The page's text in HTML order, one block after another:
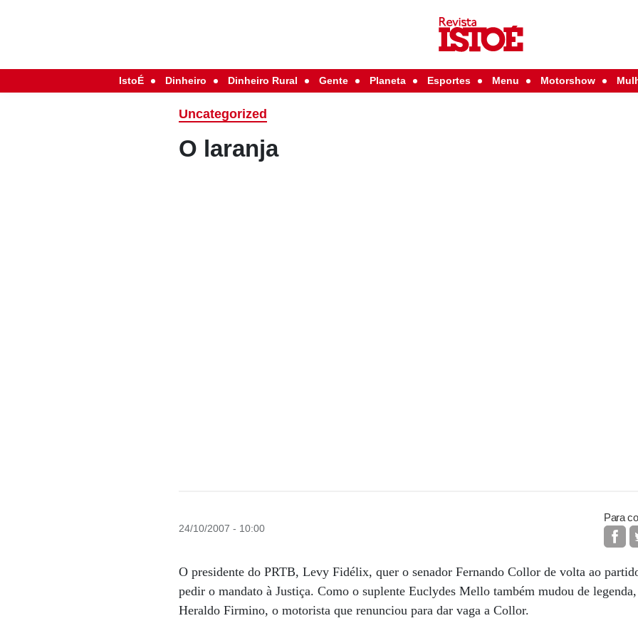
IstoÉ Dinheiro Dinheiro Rural Gente Planeta Esportes Menu Motorshow
Uncategorized
O laranja
24/10/2007 - 10:00
Para
O presidente do PRTB, Levy Fidélix, quer o senador Fernando Collor de volta ao
pedir o mandato à Justiça. Como o suplente Euclydes Mello também mudou de legenda,
Heraldo Firmino, o motorista que renunciou para dar vaga a Collor.